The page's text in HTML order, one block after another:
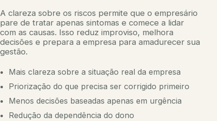
A clareza sobre os riscos permite que o empresário
pare de tratar apenas sintomas e comece a lidar
com as causas. Isso reduz improviso, melhora
decisões e prepara a empresa para amadurecer sua
gestão.
Mais clareza sobre a situação real da empresa
Priorização do que precisa ser corrigido primeiro
Menos decisões baseadas apenas em urgência
Redução da dependência do dono